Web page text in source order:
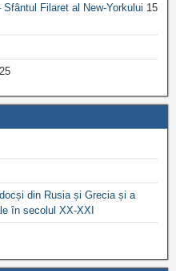
Filaret al New-Yorkului 15
din Rusia și Grecia și a
în secolul XX-XXI